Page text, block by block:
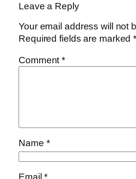
Leave a Reply
Your email address will not
Required fields are marked*
Comment*
Name *